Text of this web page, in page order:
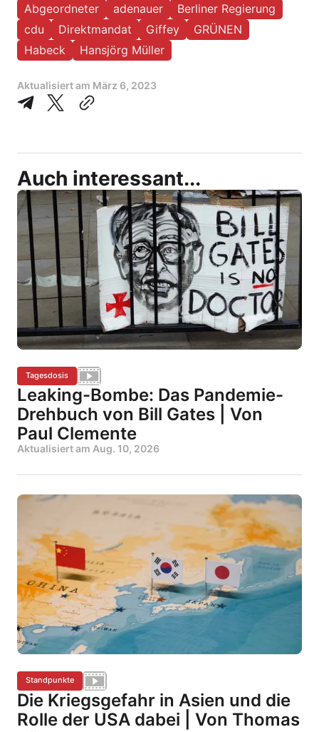
Abgeordneter adenauer
Berliner Regierung
cdu
Direktmandat Giffey
GRÜNEN
Habeck
Hansjörg Müller
Aktualisiert am März 6, 2023
Auch interessant...
Tagesdosis
Leaking-Bombe: Das Pandemie-
Drehbuch von Bill Gates | Von
Paul Clemente
Aktualisiert am Aug. 10, 2026
Standpunkte
Die Kriegsgefahr in Asien und die
Rolle der USA dabei | Von Thomas